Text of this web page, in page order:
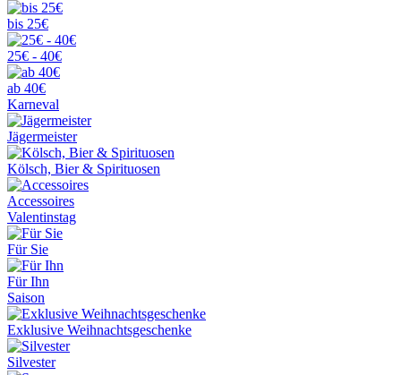
bis 25€
25€ - 40€
ab 40€
Karneval
Jägermeister
Kölsch, Bier & Spirituosen
Accessoires
Valentinstag
Für Sie
Für Ihn
Saison
Exklusive Weihnachtsgeschenke
Silvester